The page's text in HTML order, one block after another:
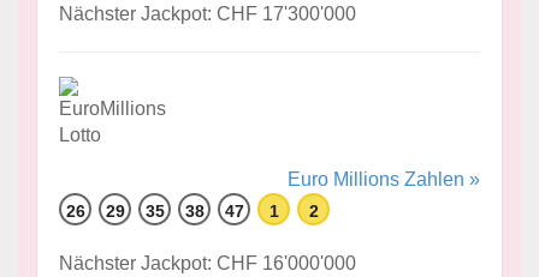
Nächster Jackpot: CHF 17'300'000
Euro Millions Zahlen »
26 29 35 38 47 1 2
Nächster Jackpot: CHF 16'000'000